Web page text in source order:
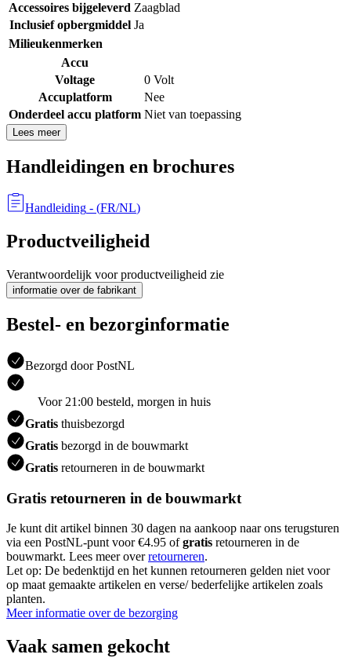
Accessoires bijgeleverd Zaagblad
Inclusief opbergmiddel Ja
Milieukenmerken
Accu
Voltage
0 Volt
Accuplatform
Nee
Onderdeel accu platform Niet van toepassing
Lees meer
Handleidingen en brochures
Handleiding - (FR/NL)
Productveiligheid
Verantwoordelijk voor productveiligheid zie
informatie over de fabrikant
Bestel- en bezorginformatie
Bezorgd door PostNL
Voor 21:00 besteld, morgen in huis
Gratis thuisbezorgd
Gratis bezorgd in de bouwmarkt
Gratis retourneren in de bouwmarkt
Gratis retourneren in de bouwmarkt
Je kunt dit artikel binnen 30 dagen na aankoop naar ons terugsturen
via een PostNL-punt voor €4.95 ofgratis retourneren in de
bouwmarkt. Lees meer overretourneren.
Let op: De bedenktijd en het kunnen retourneren gelden niet voor
op maat gemaakte artikelen en verse/ bederfelijke artikelen zoals
planten.
Meer informatie over de bezorging
Vaak samen gekocht